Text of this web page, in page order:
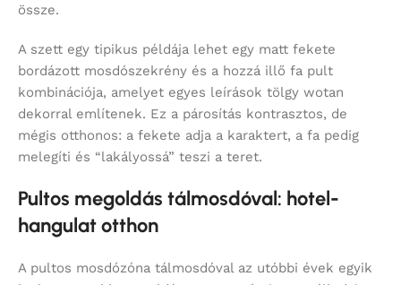
össze.
A szett egy tipikus példája lehet egy matt fekete
bordázott mosdószekrény és a hozzá illő fa pult
kombinációja, amelyet egyes leírások tölgy wotan
dekorral említenek. Ez a párosítás kontrasztos, de
mégis otthonos: a fekete adja a karaktert, a fa pedig
melegíti és “lakályossá” teszi a teret.
Pultos megoldás tálmosdóval: hotel-
hangulat otthon
A pultos mosdózóna tálmosdóval az utóbbi évek egyik